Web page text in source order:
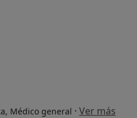
Médico general · Ver más